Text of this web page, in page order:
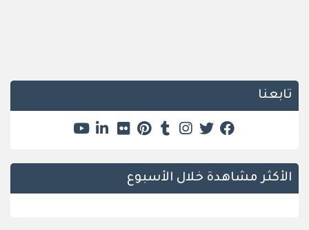
تابعنا
الأكثر مشاهدة خلال الأسبوع